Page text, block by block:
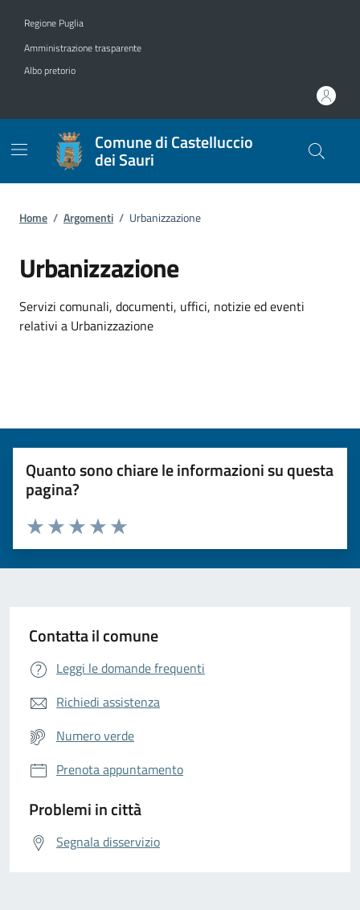
Regione Puglia
Amministrazione trasparente
Albo pretorio
Comune di Castelluccio
dei Sauri
Home / Argomenti / Urbanizzazione
Urbanizzazione
Dettagli dell'argomento
Servizi comunali, documenti, uffici, notizie ed eventi
relativi a Urbanizzazione
Quanto sono chiare le informazioni su questa
pagina?
Valuta da 1 a 5 stelle la pagina
Valuta 5 stelle su 5
Valuta 4 stelle su 5
Valuta 3 stelle su 5
Valuta 2 stelle su 5
Valuta 1 stelle su 5
Contatta il comune
Leggi le domande frequenti
Richiedi assistenza
Numero verde
Prenota appuntamento
Problemi in città
Segnala disservizio